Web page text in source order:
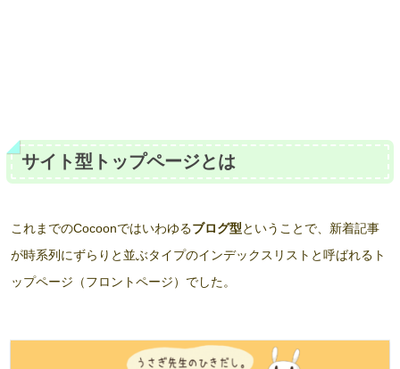
サイト型トップページとは
これまでのCocoonではいわゆるブログ型ということで、新着記事
が時系列にずらりと並ぶタイプのインデックスリストと呼ばれるト
ップページ（フロントページ）でした。